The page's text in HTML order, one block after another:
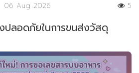
06 Aug 2026 5
ปลอดภัยในการขนส่งวัสดุ